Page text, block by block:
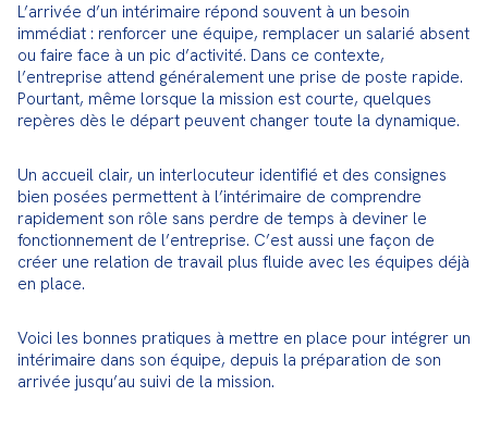
L’arrivée d’un intérimaire répond souvent à un besoin
immédiat : renforcer une équipe, remplacer un salarié absent
ou faire face à un pic d’activité. Dans ce contexte,
l’entreprise attend généralement une prise de poste rapide.
Pourtant, même lorsque la mission est courte, quelques
repères dès le départ peuvent changer toute la dynamique.
Un accueil clair, un interlocuteur identifié et des consignes
bien posées permettent à l’intérimaire de comprendre
rapidement son rôle sans perdre de temps à deviner le
fonctionnement de l’entreprise. C’est aussi une façon de
créer une relation de travail plus fluide avec les équipes déjà
en place.
Voici les bonnes pratiques à mettre en place pour intégrer un
intérimaire dans son équipe, depuis la préparation de son
arrivée jusqu’au suivi de la mission.